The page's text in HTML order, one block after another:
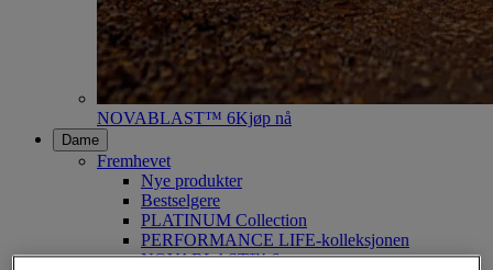
NOVABLAST™ 6Kjøp nå
Dame
Fremhevet
Nye produkter
Bestselgere
PLATINUM Collection
PERFORMANCE LIFE-kolleksjonen
NOVABLAST™ 6